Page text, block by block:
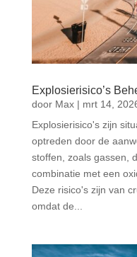
Explosierisico’s
door Max| mrt 14,
Explosierisico's zijn
optreden door de
stoffen, zoals gassen,
combinatie met een
Deze risico's zijn van
omdat de...